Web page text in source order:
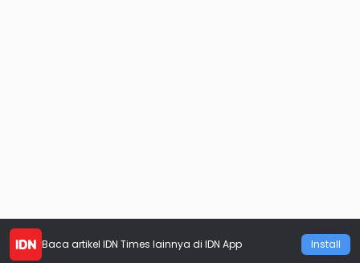
Baca artikel IDN Times lainnya di IDN App Install